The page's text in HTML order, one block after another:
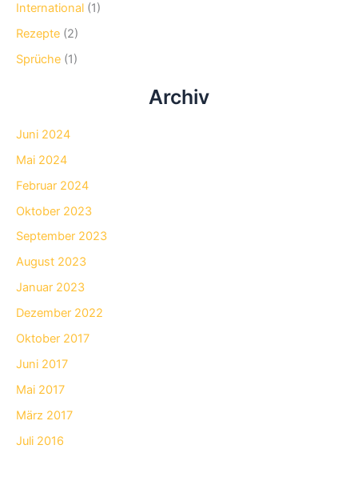
International (1)
Rezepte (2)
Sprüche (1)
Archiv
Juni 2024
Mai 2024
Februar 2024
Oktober 2023
September 2023
August 2023
Januar 2023
Dezember 2022
Oktober 2017
Juni 2017
Mai 2017
März 2017
Juli 2016